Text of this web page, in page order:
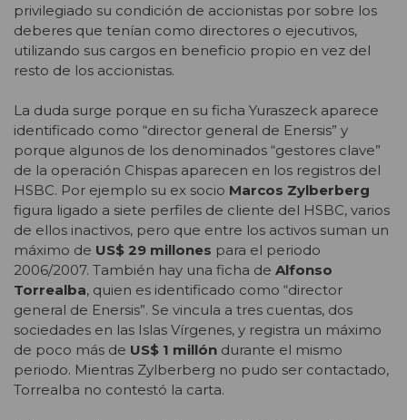
privilegiado su condición de accionistas por sobre los
deberes que tenían como directores o ejecutivos,
utilizando sus cargos en beneficio propio en vez del
resto de los accionistas.
La duda surge porque en su ficha Yuraszeck aparece
identificado como “director general de Enersis” y
porque algunos de los denominados “gestores clave”
de la operación Chispas aparecen en los registros del
HSBC. Por ejemplo su ex socio Marcos Zylberberg
figura ligado a siete perfiles de cliente del HSBC, varios
de ellos inactivos, pero que entre los activos suman un
máximo de US$ 29 millones para el periodo
2006/2007. También hay una ficha de Alfonso
Torrealba, quien es identificado como “director
general de Enersis”. Se vincula a tres cuentas, dos
sociedades en las Islas Vírgenes, y registra un máximo
de poco más de US$ 1 millón durante el mismo
periodo. Mientras Zylberberg no pudo ser contactado,
Torrealba no contestó la carta.